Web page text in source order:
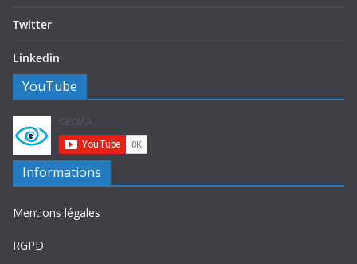
Twitter
Linkedin
YouTube
Informations
Mentions légales
RGPD